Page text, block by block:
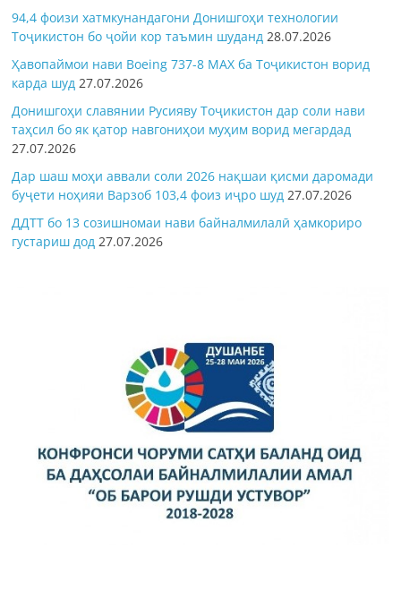
94,4 фоизи хатмкунандагони Донишгоҳи технологии
Тоҷикистон бо ҷойи кор таъмин шуданд 28.07.2026
Ҳавопаймои нави Boeing 737-8 MAX ба Тоҷикистон ворид
карда шуд 27.07.2026
Донишгоҳи славянии Русияву Тоҷикистон дар соли нави
таҳсил бо як қатор навгониҳои муҳим ворид мегардад
27.07.2026
Дар шаш моҳи аввали соли 2026 нақшаи қисми даромади
буҷети ноҳияи Варзоб 103,4 фоиз иҷро шуд 27.07.2026
ДДТТ бо 13 созишномаи нави байналмилалӣ ҳамкориро
густариш дод 27.07.2026